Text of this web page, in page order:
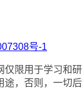
号-1
仅限用于学习和研
途，否则，一切后